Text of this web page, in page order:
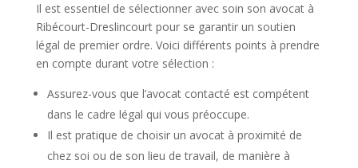
Il est essentiel de sélectionner avec soin son avocat à
Ribécourt-Dreslincourt pour se garantir un soutien
légal de premier ordre. Voici différents points à prendre
en compte durant votre sélection :
Assurez-vous que l’avocat contacté est compétent
dans le cadre légal qui vous préoccupe.
Il est pratique de choisir un avocat à proximité de
chez soi ou de son lieu de travail, de manière à